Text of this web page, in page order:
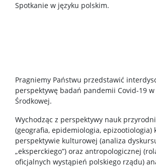
Spotkanie w języku polskim.
Pragniemy Państwu przedstawić
perspektywę badań pandemii Covid-19
Środkowej.
Wychodząc z perspektywy nauk
(geografia, epidemiologia, epizootiologia)
perspektywie kulturowej (analiza
„eksperckiego”) oraz antropologicznej
oficjalnych wystąpień polskiego rządu)